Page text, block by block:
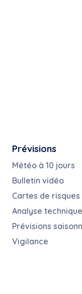
Prévisions
Météo à 10 jours
Bulletin vidéo
Cartes de risques
Analyse technique
Prévisions
Vigilance